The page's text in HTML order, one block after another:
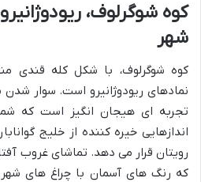
کوه شوگرلوف،
شهر
کوه شوگرلوف، با شکل کله قندی
نمادهای ریودوژانیرو است. سوار
تجربه ای هیجان انگیز است که
اندازهایی خیره کننده از خلیج
رویتان قرار می دهد. تماشای غروب
که رنگ های آسمان با چراغ های